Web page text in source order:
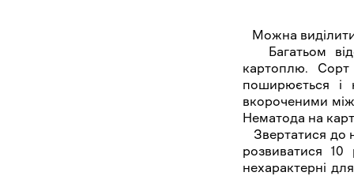
Можна виділити
Багатьом
картоплю. Сорт
поширюється і
вкороченими
Нематода на
Звертатися до
розвиватися 10
нехарактерні